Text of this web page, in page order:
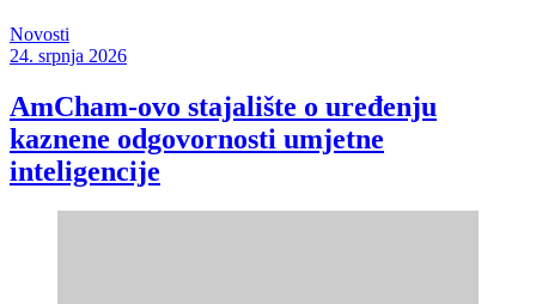
Novosti
24. srpnja 2026
AmCham-ovo stajalište o uređenju
kaznene odgovornosti umjetne
inteligencije